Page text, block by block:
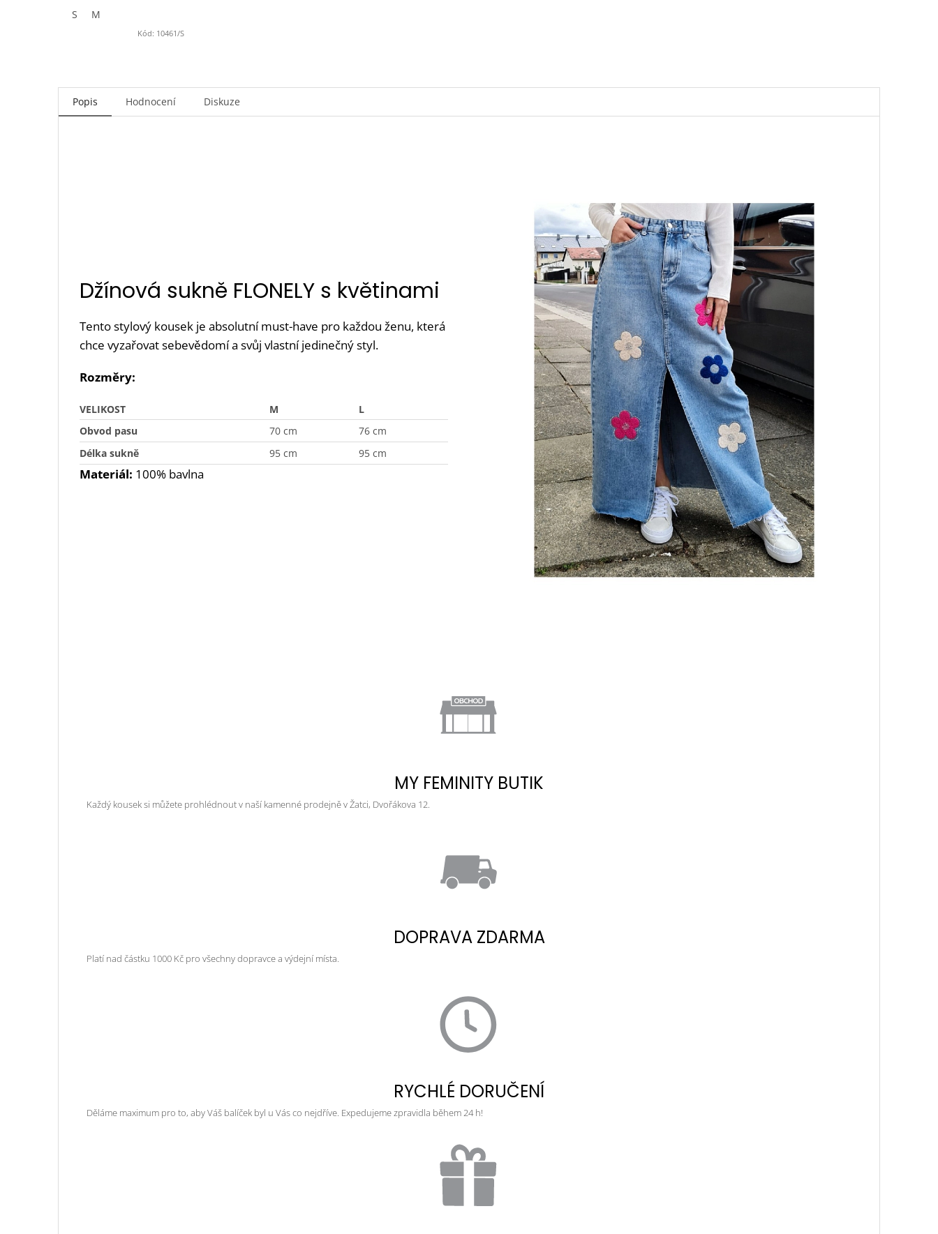
S M
Kód: 10461/S
Popis Hodnocení Diskuze
Džínová sukně FLONELY s květinami
Tento stylový kousek je absolutní must-have pro každou ženu, která
chce vyzařovat sebevědomí a svůj vlastní jedinečný styl.
Rozměry:
VELIKOST M
L
Obvod pasu
70 cm
76 cm
Délka sukně
95 cm 95 cm
Materiál: 100% bavlna
MY FEMINITY BUTIK
Každý kousek si můžete prohlédnout v naší kamenné prodejně v Žatci, Dvořákova 12.
DOPRAVA ZDARMA
Platí nad částku 1000 Kč pro všechny dopravce a výdejní místa.
RYCHLÉ DORUČENÍ
Děláme maximum pro to, aby Váš balíček byl u Vás co nejdříve. Expedujeme zpravidla během 24 h!